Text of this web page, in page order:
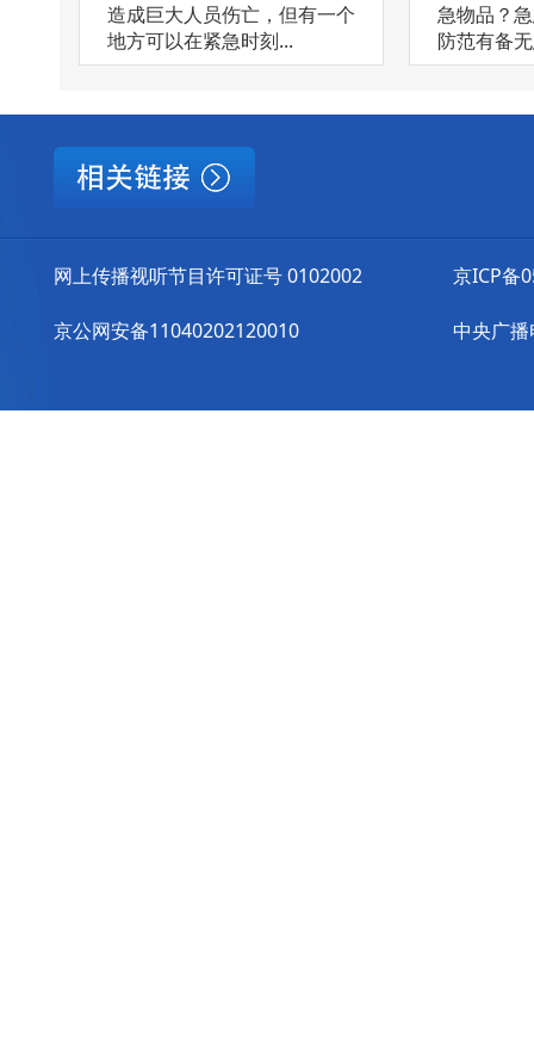
造成巨大人员伤亡，但有一个
地方可以在紧急时刻...
急物品？
防范有备
网上传播视听节目许可证号 0102002
京公网安备11040202120010
京ICP备
中央广